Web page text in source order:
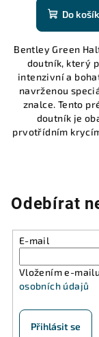
Do
Bentley Green
doutník, který
intenzivní a
navrženou
znalce. Tento
doutník je
prvotřídním
Odebírat
E-mail
Vložením e-
osobních údajů
Přihlásit se